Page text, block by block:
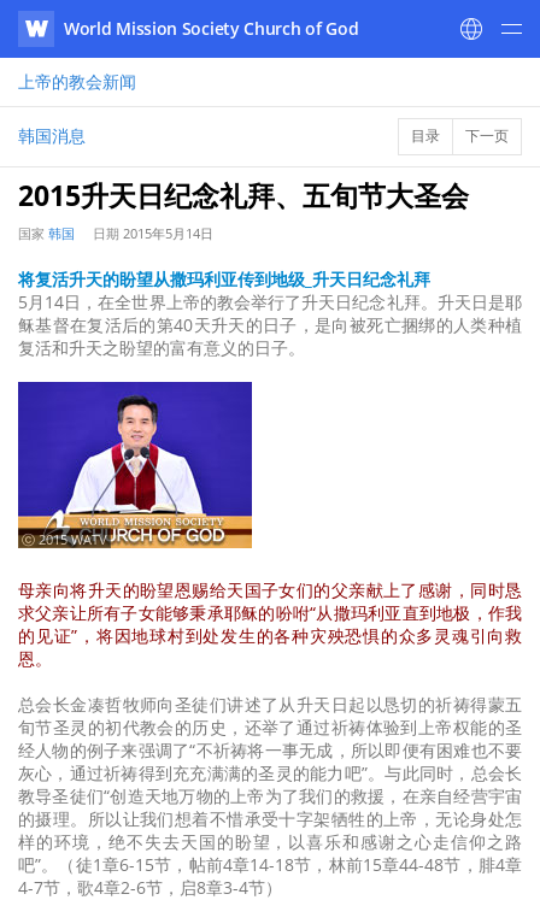
WATV
World Mission Society Church of God
上帝的教会新闻
韩国消息 目录 下一页
2015升天日纪念礼拜、五旬节大圣会
国家 韩国 日期 2015年5月14日
将复活升天的盼望从撒玛利亚传到地级_升天日纪念礼拜
5月14日，在全世界上帝的教会举行了升天日纪念礼拜。升天日是耶
稣基督在复活后的第40天升天的日子，是向被死亡捆绑的人类种植
复活和升天之盼望的富有意义的日子。
ⓒ 2015 WATV
母亲向将升天的盼望恩赐给天国子女们的父亲献上了感谢，同时恳
求父亲让所有子女能够秉承耶稣的吩咐“从撒玛利亚直到地极，作我
的见证”，将因地球村到处发生的各种灾殃恐惧的众多灵魂引向救
恩。
总会长金凑哲牧师向圣徒们讲述了从升天日起以恳切的祈祷得蒙五
旬节圣灵的初代教会的历史，还举了通过祈祷体验到上帝权能的圣
经人物的例子来强调了“不祈祷将一事无成，所以即便有困难也不要
灰心，通过祈祷得到充充满满的圣灵的能力吧”。与此同时，总会长
教导圣徒们“创造天地万物的上帝为了我们的救援，在亲自经营宇宙
的摄理。所以让我们想着不惜承受十字架牺牲的上帝，无论身处怎
样的环境，绝不失去天国的盼望，以喜乐和感谢之心走信仰之路
吧”。（徒1章6-15节，帖前4章14-18节，林前15章44-48节，腓4章
4-7节，歌4章2-6节，启8章3-4节）